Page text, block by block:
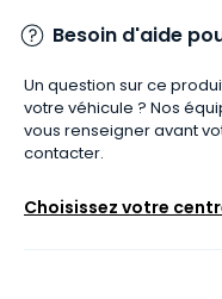
Besoin d'aide
Un question sur ce
votre véhicule ? Nos
vous renseigner avant
contacter.
Choisissez votre